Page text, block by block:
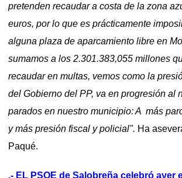
pretenden recaudar a costa de la zona
euros, por lo que es prácticamente
alguna plaza de aparcamiento libre en
sumamos a los 2.301.383,055 millones
recaudar en multas, vemos como la
del Gobierno del PP, va en progresión al
parados en nuestro municipio: A más
y más presión fiscal y policial". Ha
Paqué.
.- EL PSOE de Salobreña celebró ayer